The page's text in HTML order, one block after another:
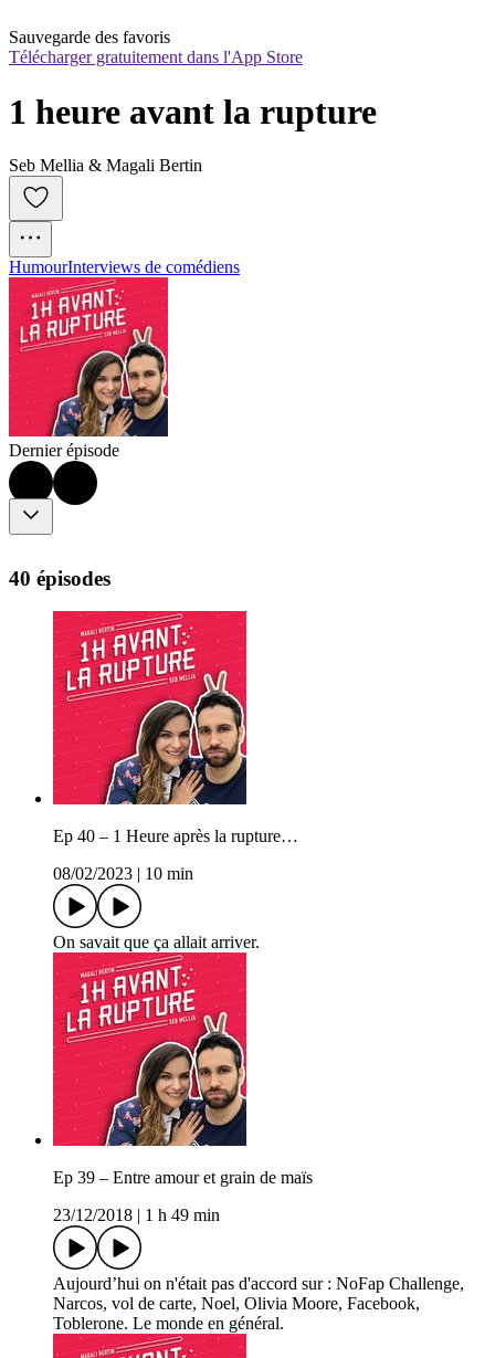
Sauvegarde des favoris
Télécharger gratuitement dans l'App Store
1 heure avant la rupture
Seb Mellia & Magali Bertin
HumourInterviews de comédiens
Dernier épisode
40 épisodes
Ep 40 – 1 Heure après la rupture…
08/02/2023
10 min
On savait que ça allait arriver.
Ep 39 – Entre amour et grain de maïs
23/12/2018
1 h 49 min
Aujourd’hui on n'était pas d'accord sur : NoFap Challenge,
Narcos, vol de carte, Noel, Olivia Moore, Facebook,
Toblerone. Le monde en général.